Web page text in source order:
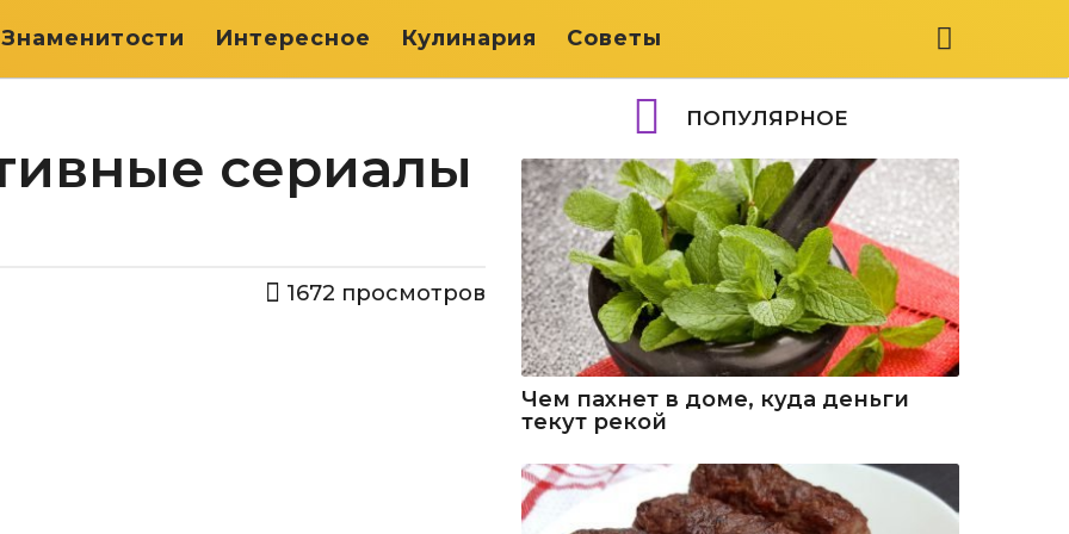
Знаменитости Интересное Кулинария Советы
сериалы
1672 просмотров
ПОПУЛЯРНОЕ
Чем пахнет в доме, куда деньги
текут рекой